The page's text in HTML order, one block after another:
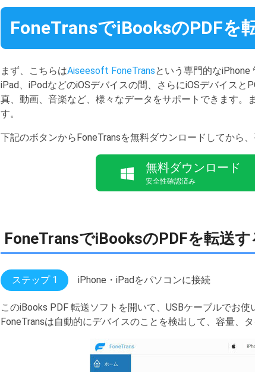
FoneTransでiBooksのPDFを
まず、こちらはAiseesoft FoneTransという専門的なiPhone
iPad、iPodなどのiOSデバイスの間、さらにiOSデバイス
真、動画、音楽など、様々なデータをサポートできます。
す。
下記のボタンからFoneTransを無料ダウンロードしてから
無料ダウンロード
安全性確認済み
FoneTransでiBooksのPDFを転送
ステップ 1 iPhone・iPadをパソコンに接続
このiBooks PDF 転送ソフトを開いて、USBケーブルでお
FoneTransは自動的にデバイスのことを検出して、容量、